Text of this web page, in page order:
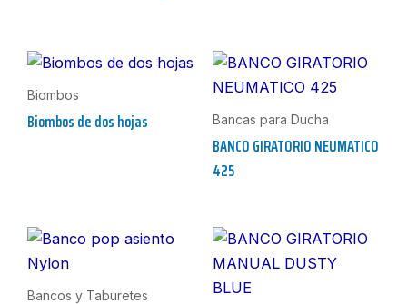
Biombos
Biombos de dos hojas Bancas para Ducha
BANCO GIRATORIO NEUMATICO
425
Bancos y Taburetes